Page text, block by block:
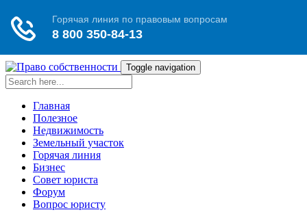
Toggle navigation
Главная
Полезное
Недвижимость
Земельный участок
Горячая линия
Бизнес
Совет юриста
Форум
Вопрос юристу